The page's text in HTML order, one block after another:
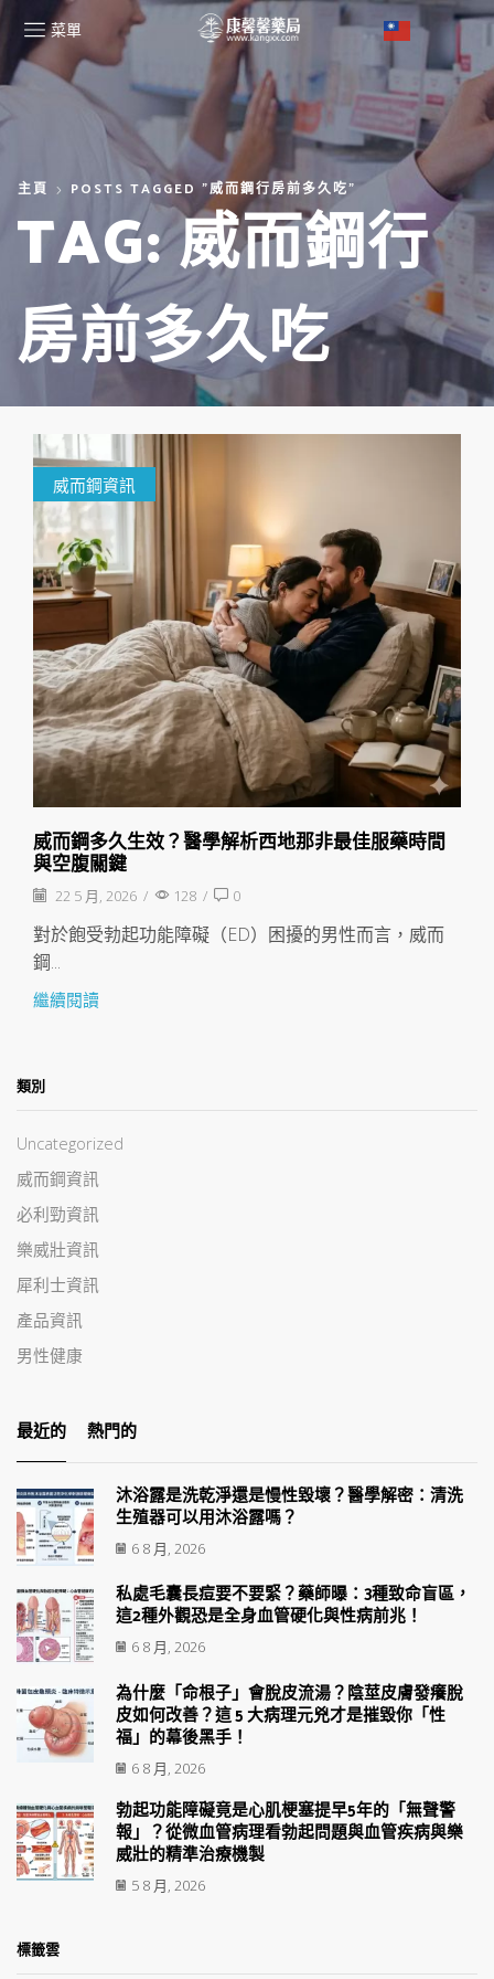
菜單
主頁 POSTS TAGGED "威而鋼行房前多久吃"
TAG: 威而鋼行
房前多久吃
威而鋼資訊
威而鋼多久生效？醫學解析西地那非最佳服藥時間
與空腹關鍵
22 5 月, 2026 / 128 / 0
對於飽受勃起功能障礙（ED）困擾的男性而言，威而
鋼...
繼續閱讀
類別
Uncategorized
威而鋼資訊
必利勁資訊
樂威壯資訊
犀利士資訊
產品資訊
男性健康
最近的 熱門的
沐浴露是洗乾淨還是慢性毀壞？醫學解密：清洗
生殖器可以用沐浴露嗎？
6 8 月, 2026
私處毛囊長痘要不要緊？藥師曝：3種致命盲區，
這2種外觀恐是全身血管硬化與性病前兆！
6 8 月, 2026
為什麼「命根子」會脫皮流湯？陰莖皮膚發癢脫
皮如何改善？這 5 大病理元兇才是摧毀你「性
福」的幕後黑手！
6 8 月, 2026
勃起功能障礙竟是心肌梗塞提早5年的「無聲警
報」？從微血管病理看勃起問題與血管疾病與樂
威壯的精準治療機製
5 8 月, 2026
標籤雲